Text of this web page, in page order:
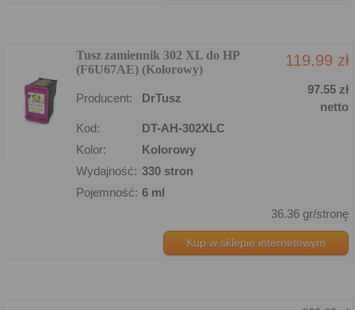
Tusz zamiennik 302 XL do HP
(F6U67AE) (Kolorowy)
119.99 zł
Producent: DrTusz
97.55 zł
netto
Kod:
DT-AH-302XLC
Kolor:
Kolorowy
Wydajność: 330 stron
Pojemność: 6 ml
36.36 gr/stronę
Kup w sklepie internetowym